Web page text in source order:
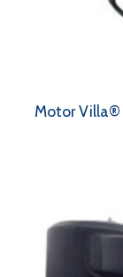
Motor Villa®